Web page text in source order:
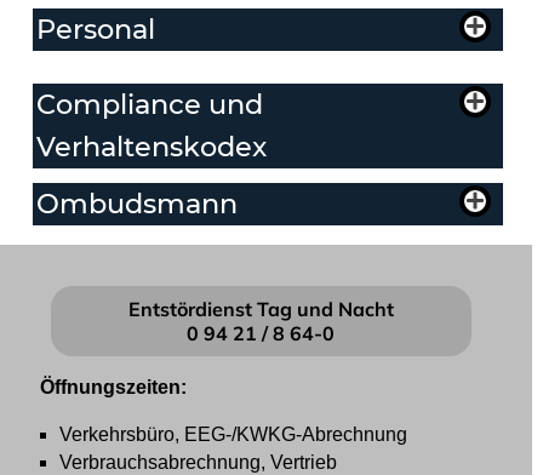
Personal
Compliance und
Verhaltenskodex
Ombudsmann
Entstördienst Tag und Nacht
0 94 21 / 8 64-0
Öffnungszeiten:
Verkehrsbüro, EEG-/KWKG-Abrechnung
Verbrauchsabrechnung, Vertrieb